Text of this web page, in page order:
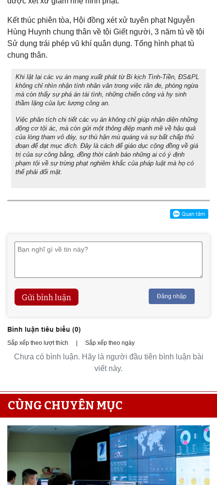
Kết thúc phiên tòa, Hội đồng xét xử tuyên phạt Nguyễn
Hùng Huynh chung thân về tội Giết người, 3 năm tù về tội
Sử dụng trái phép vũ khí quân dụng. Tổng hình phạt tù
chung thân.
Khi lật lại các vụ án mạng xuất phát từ Bi kịch Tình-Tiền, ĐS&PL
không chỉ nhìn nhận tính nhân văn trong việc răn đe, phòng ngừa
mà còn thấy sự phá án tài tình, những chiến công và hy sinh
thầm lặng của lực lượng công an.
Việc phân tích chi tiết các vụ án không chỉ giúp nhận diện những
động cơ tội ác, mà còn gửi một thông điệp mạnh mẽ về hậu quả
của lòng tham vô đáy, sự thù hận mù quáng và sự bất chấp thủ
đoạn để đạt mục đích. Đây là cách để giáo dục cộng đồng về giá
trị của sự công bằng, đồng thời cảnh báo những ai có ý định
phạm tội về sự trừng phạt nghiêm khắc của pháp luật mà họ có
thể phải đối mặt.
Gửi bình luận Đăng nhập
Bình luận tiêu biểu (0)
Sắp xếp theo lượt thích | Sắp xếp theo ngày
Chưa có bình luận. Hãy là người đầu tiên bình luận bài
viết này.
CÙNG CHUYÊN MỤC